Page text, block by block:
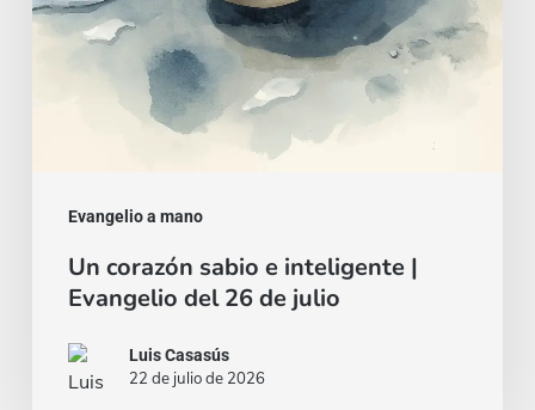
Evangelio a mano
26
Un corazón sabio e inteligente |
Evangelio del 26 de julio
Luis Casasús
22 de julio de 2026